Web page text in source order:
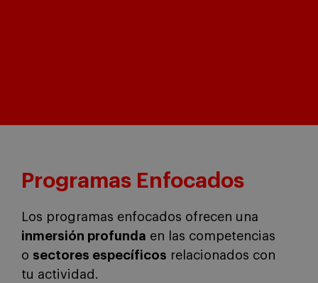
Programas Enfocados
Los programas enfocados ofrecen una
inmersión profunda en las competencias
o sectores específicos relacionados con
tu actividad.